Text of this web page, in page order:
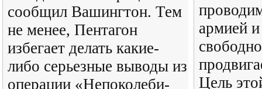
сообщил Вашингтон. Тем
не менее, Пентагон
избегает делать какие-
либо серьезные выводы из
операции «Не­по­ко­ле­би­
армией
Цель